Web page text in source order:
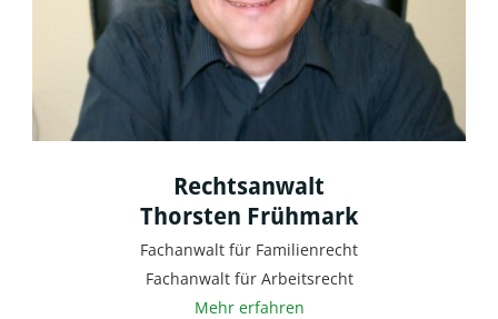
Rechtsanwalt
Thorsten Frühmark
Fachanwalt für Familienrecht
Fachanwalt für Arbeitsrecht
Mehr erfahren